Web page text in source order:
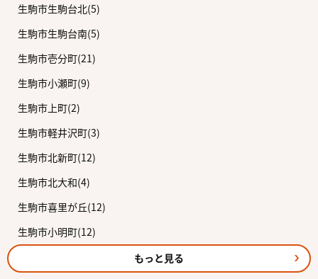
生駒市生駒台北(5)
生駒市生駒台南(5)
生駒市壱分町(21)
生駒市小瀬町(9)
生駒市上町(2)
生駒市軽井沢町(3)
生駒市北新町(12)
生駒市北大和(4)
生駒市喜里が丘(12)
生駒市小明町(12)
もっと見る